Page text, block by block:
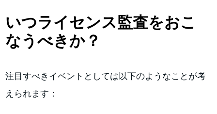
いつライセンス監査をおこ
なうべきか？
注目すべきイベントとしては以下のようなことが考
えられます：